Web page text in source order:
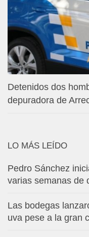
Detenidos dos
depuradora de
LO MÁS LEÍDO
Pedro Sánchez
varias semanas de
Las bodegas
uva pese a la gran